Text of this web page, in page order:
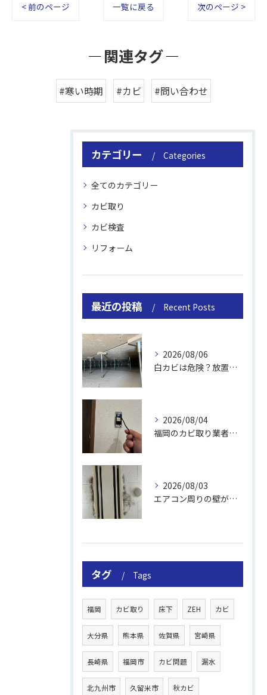
< 前のページ 一覧に戻る 次のページ >
関連タグ
#寒い時期 #カビ #問い合わせ
カテゴリー Categories
全てのカテゴリー
カビ取り
カビ検査
リフォーム
最近の投稿 Recent Posts
2026/08/06
白カビは危険？放置のリスクと取り方
2026/08/04
福岡のカビ取り業者おすすめの選び方と費用
2026/08/03
エアコン周りの壁が結露しやすい理由
タグ Tags
福岡 カビ取り 床下 ZEH カビ
大分県 熊本県 佐賀県 宮崎県
長崎県 福岡市 カビ問題 漏水
北九州市 久留米市 秋カビ